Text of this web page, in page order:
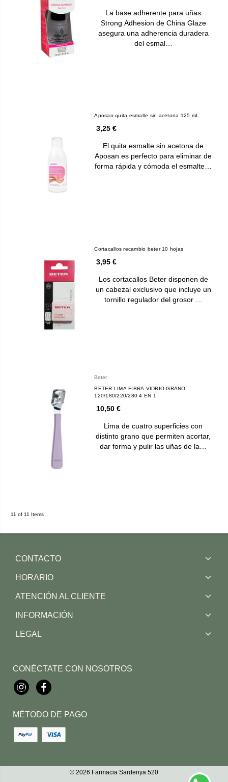
La base adherente para uñas
Strong Adhesion de China Glaze
asegura una adherencia duradera
del esmal…
Aposan quita esmalte sin acetona 125 mL
3,25 €
El quita esmalte sin acetona de
Aposan es perfecto para eliminar de
forma rápida y cómoda el esmalte…
Cortacallos recambio beter 10 hojas
3,95 €
Los cortacallos Beter disponen de
un cabezal exclusivo que incluye un
tornillo regulador del grosor …
Beter
BETER LIMA FIBRA VIDRIO GRANO
120/180/220/280 4 EN 1
10,50 €
Lima de cuatro superficies con
distinto grano que permiten acortar,
dar forma y pulir las uñas de la…
11 of 11 Items
CONTACTO
HORARIO
ATENCIÓN AL CLIENTE
INFORMACIÓN
LEGAL
CONÉCTATE CON NOSOTROS
InstagramFacebook
MÉTODO DE PAGO
© 2026 Farmacia Sardenya 520